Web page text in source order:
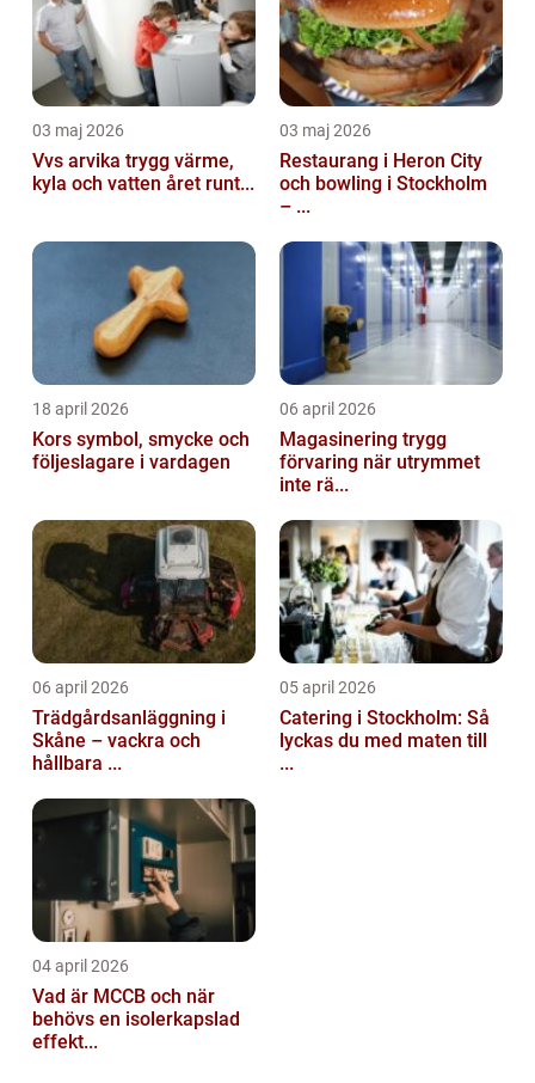
03 maj 2026
Vvs arvika trygg värme,
kyla och vatten året runt...
03 maj 2026
Restaurang i Heron City
och bowling i Stockholm
– ...
18 april 2026
Kors symbol, smycke och
följeslagare i vardagen
06 april 2026
Magasinering trygg
förvaring när utrymmet
inte rä...
06 april 2026
Trädgårdsanläggning i
Skåne – vackra och
hållbara ...
05 april 2026
Catering i Stockholm: Så
lyckas du med maten till
...
04 april 2026
Vad är MCCB och när
behövs en isolerkapslad
effekt...